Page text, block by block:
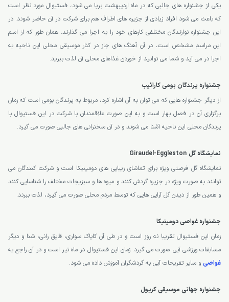
یکی از جشنواره های جالبی که در ماه اردیبهشت برپا می شود، فستیوال مورد نظر است
که باعث می شود افراد زیادی از جزیره های اطراف هم برای شرکت در آن حاضر شوند. در
این جشنواره نوازندگان مختلفی کارهای خود را به اجرا می گذارند. همان طور که از اسم
این مراسم مشخص است، در آن آهنگ های جاز در کنار موسیقی محلی این ناحیه به
اجرا در می آید و شما می توانید از خوردن غذاهای محلی آن لذت ببرید.
جشنواره پرندگان بومی کارائیب
از دیگر جشنواره هایی که می توان به آن اشاره کرد، مربوط به پرندگان بومی است که زمان
برگزاری آن در فصل بهار است و به این صورت علاقمندان با شرکت در این فستیوال با
پرندگان محلی این ناحیه آشنا می شوند و در آن سخنرانی های جالبی صورت می گیرد.
نمایشگاه گل Giraudel-Eggleston
نمایشگاه گل فرصتی ویژه برای تماشای زیبایی های دومینیکا است و شرکت کنندگان می
توانند به صورت ویژه در جزیره گردش کنند و میوه ها و سبزیجات مختلف را شناسایی کنند
و همین طور از دیدن گل آرایی هایی که توسط مردم محلی صورت می گیرد، لذت ببرند.
جشنواره غواصی دومینیکا
زمان این فستیوال تقریبا نه روز است و در طی آن کایاک سواری، قایق رانی، شنا و دیگر
مسابقات ورزشی آبی صورت می گیرد. زمان این فستیوال در ماه تیر است و در آن راجع به
غواصی و سایر تفریحات آبی به گردشگران آموزش داده می شود.
جشنواره جهانی موسیقی کریول